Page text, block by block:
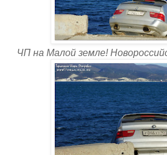
ЧП на Малой земле!